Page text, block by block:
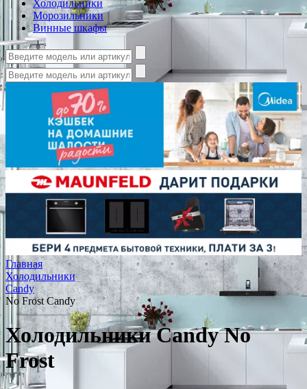
Холодильники
Морозильники
Винные шкафы
Главная
Холодильники
Candy
No Frost Candy
Холодильники Candy No
Frost